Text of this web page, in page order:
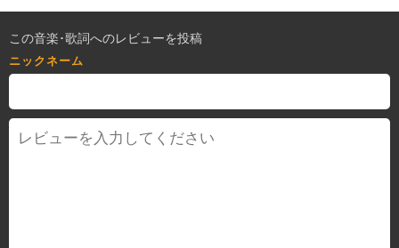
この音楽･歌詞へのレビューを投稿
ニックネーム